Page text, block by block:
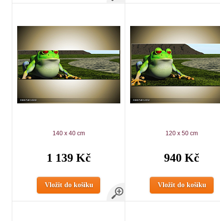
140 x 40 cm
1 139 Kč
Vložit do košíku
120 x 50 cm
940 Kč
Vložit do košíku